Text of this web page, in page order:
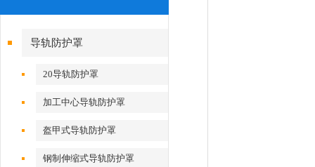
导轨防护罩
20导轨防护罩
加工中心导轨防护罩
盔甲式导轨防护罩
钢制伸缩式导轨防护罩